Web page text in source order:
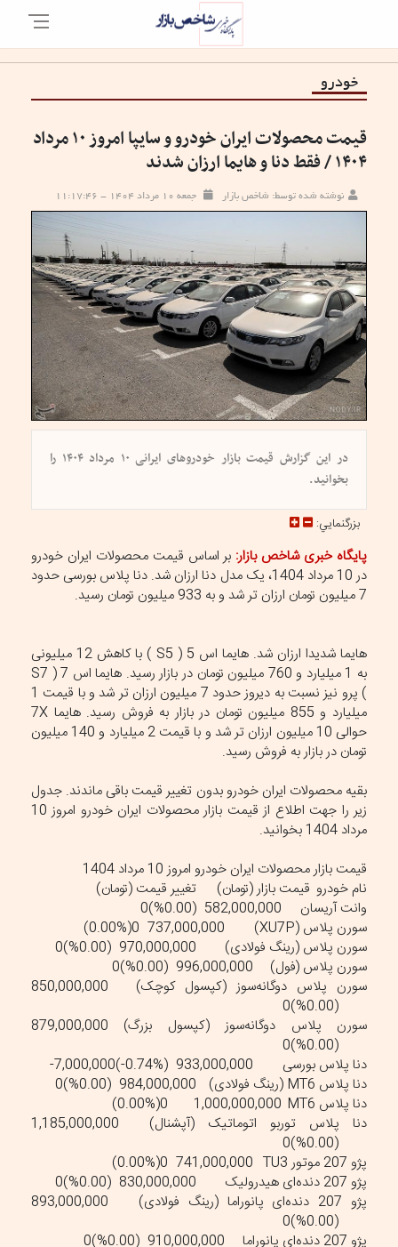
خودرو
قیمت محصولات ایران خودرو و سایپا امروز ۱۰ مرداد
۱۴۰۴ / فقط دنا و هایما ارزان شدند
نوشته شده توسط: شاخص بازار جمعه ۱۰ مرداد ۱۴۰۴ - ۱۱:۱۷:۴۶
در این گزارش قیمت بازار خودروهای ایرانی ۱۰ مرداد ۱۴۰۴ را
بخوانید.
بزرگنمايي:
پایگاه خبری شاخص بازار: بر اساس قیمت محصولات ایران خودرو
در 10 مرداد 1404، یک مدل دنا ارزان شد. دنا پلاس بورسی حدود
7 میلیون تومان ارزان تر شد و به 933 میلیون تومان رسید.
هایما شدیدا ارزان شد. هایما اس 5 ( S5 ) با کاهش 12 میلیونی
به 1 میلیارد و 760 میلیون تومان در بازار رسید. هایما اس 7 ( S7
) پرو نیز نسبت به دیروز حدود 7 میلیون ارزان تر شد و با قیمت 1
میلیارد و 855 میلیون تومان در بازار به فروش رسید. هایما 7X
حوالی 10 میلیون ارزان تر شد و با قیمت 2 میلیارد و 140 میلیون
تومان در بازار به فروش رسید.
بقیه محصولات ایران خودرو بدون تغییر قیمت باقی ماندند. جدول
زیر را جهت اطلاع از قیمت بازار محصولات ایران خودرو امروز 10
مرداد 1404 بخوانید.
قیمت بازار محصولات ایران خودرو امروز 10 مرداد 1404
نام خودرو قیمت بازار (تومان)
تغییر قیمت (تومان)
وانت آریسان
582,000,000
(0.00%)0
سورن پلاس (XU7P)
737,000,000
(0.00%)0
سورن پلاس (رینگ فولادی)
970,000,000
(0.00%)0
سورن پلاس (فول)
996,000,000
(0.00%)0
سورن پلاس دوگانه‌سوز (کپسول کوچک)
850,000,000
(0.00%)0
سورن پلاس دوگانه‌سوز (کپسول بزرگ)
879,000,000
(0.00%)0
دنا پلاس بورسی
933,000,000
(‎-0.74%‏)‎-7,000,000‏
دنا پلاس MT6 (رینگ فولادی)
984,000,000
(0.00%)0
دنا پلاس MT6
1,000,000,000
(0.00%)0
دنا پلاس توربو اتوماتیک (آپشنال)
1,185,000,000
(0.00%)0
پژو 207 موتور TU3
741,000,000
(0.00%)0
پژو 207 دنده‌ای هیدرولیک
830,000,000
(0.00%)0
پژو 207 دنده‌ای پانوراما (رینگ فولادی)
893,000,000
(0.00%)0
پژو 207 دنده‌ای پانوراما
910,000,000
(0.00%)0